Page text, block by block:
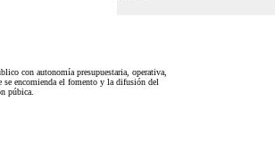
con autonomía presupuestaria, operativa,
se encomienda el fomento y la difusión del
púbica.